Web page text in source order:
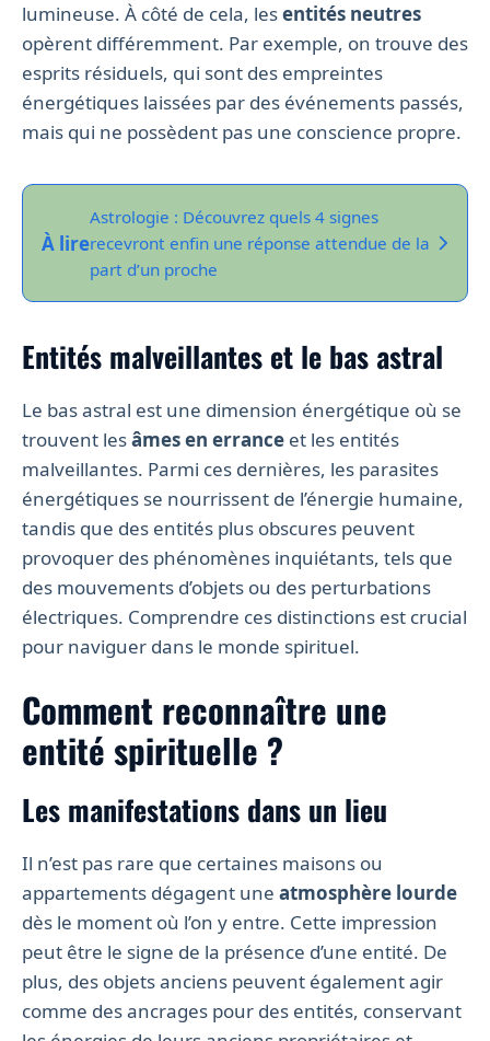
lumineuse. À côté de cela, lesentités neutres
opèrent différemment. Par exemple, on trouve des
esprits résiduels, qui sont des empreintes
énergétiques laissées par des événements passés,
mais qui ne possèdent pas une conscience propre.
À lire
Astrologie : Découvrez quels 4 signes
recevront enfin une réponse attendue de la
part d’un proche
Entités malveillantes et le bas astral
Le bas astral est une dimension énergétique où se
trouvent lesâmes en errance et les entités
malveillantes. Parmi ces dernières, les parasites
énergétiques se nourrissent de l’énergie humaine,
tandis que des entités plus obscures peuvent
provoquer des phénomènes inquiétants, tels que
des mouvements d’objets ou des perturbations
électriques. Comprendre ces distinctions est crucial
pour naviguer dans le monde spirituel.
Comment reconnaître une
entité spirituelle ?
Les manifestations dans un lieu
Il n’est pas rare que certaines maisons ou
appartements dégagent une atmosphère lourde
dès le moment où l’on y entre. Cette impression
peut être le signe de la présence d’une entité. De
plus, des objets anciens peuvent également agir
comme des ancrages pour des entités, conservant